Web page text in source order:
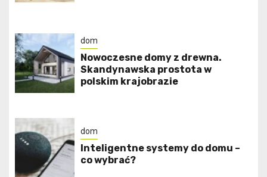
dom
Nowoczesne domy z drewna.
Skandynawska prostota w
polskim krajobrazie
dom
Inteligentne systemy do domu –
co wybrać?